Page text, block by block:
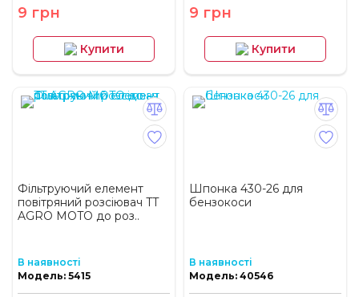
9 грн
Купити
9 грн
Купити
Фільтруючий елемент
повітряний розсіювач TT
AGRO MOTO до роз..
В наявності
Модель: 5415
Шпонка 430-26 для
бензокоси
В наявності
Модель: 40546